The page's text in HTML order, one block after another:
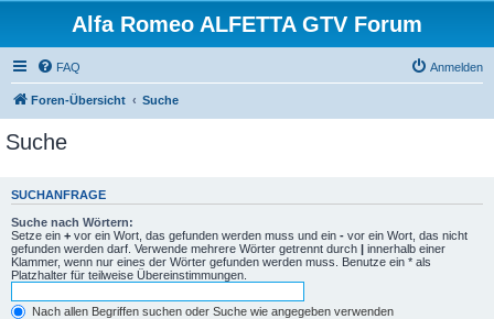
Alfa Romeo ALFETTA GTV Forum
FAQ Anmelden
Foren-Übersicht Suche
Suche
SUCHANFRAGE
Suche nach Wörtern:
Setze ein + vor ein Wort, das gefunden werden muss und ein - vor ein Wort, das nicht
gefunden werden darf. Verwende mehrere Wörter getrennt durch | innerhalb einer
Klammer, wenn nur eines der Wörter gefunden werden muss. Benutze ein * als
Platzhalter für teilweise Übereinstimmungen.
Nach allen Begriffen suchen oder Suche wie angegeben verwenden